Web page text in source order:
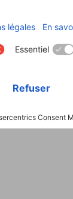
Rappels récents